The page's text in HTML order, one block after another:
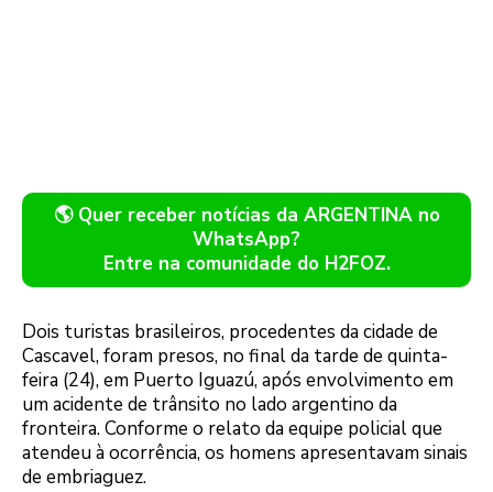
🌎 Quer receber notícias da ARGENTINA no
WhatsApp?
Entre na comunidade do H2FOZ.
Dois turistas brasileiros, procedentes da cidade de
Cascavel, foram presos, no final da tarde de quinta-
feira (24), em Puerto Iguazú, após envolvimento em
um acidente de trânsito no lado argentino da
fronteira. Conforme o relato da equipe policial que
atendeu à ocorrência, os homens apresentavam sinais
de embriaguez.